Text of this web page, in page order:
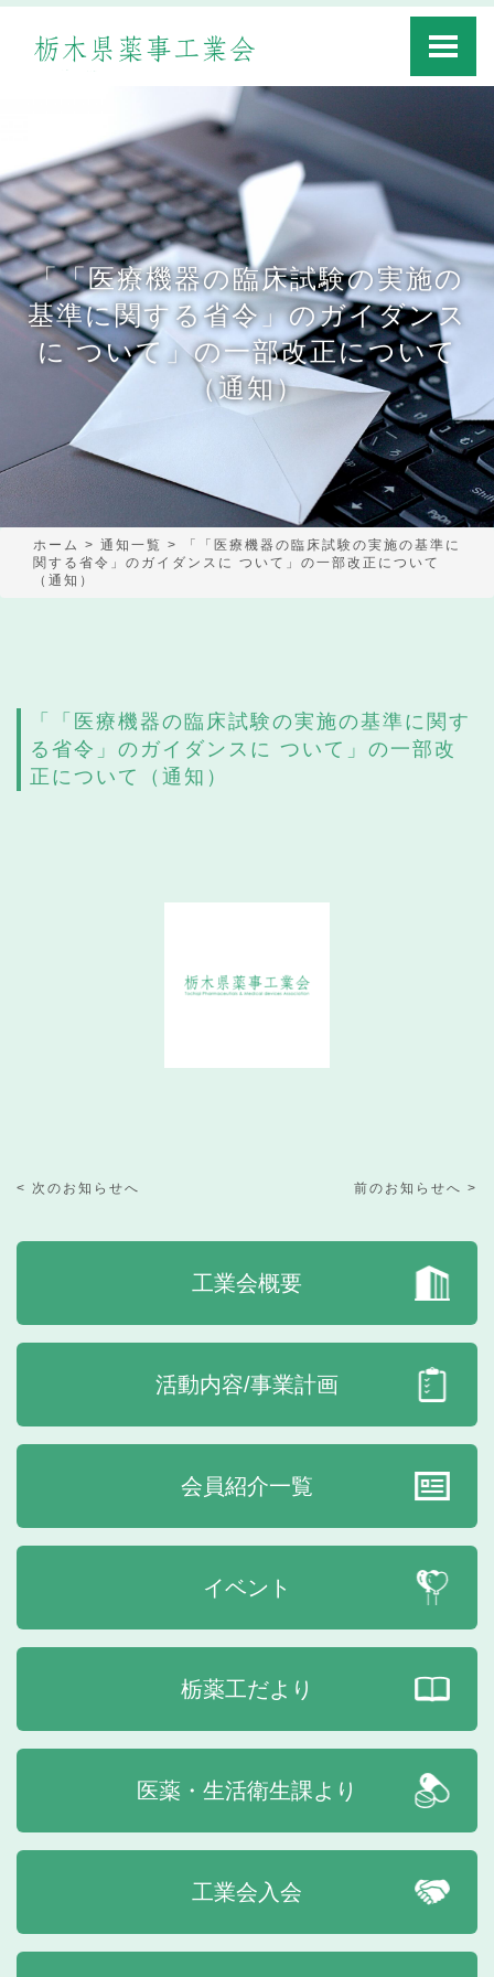
Toggle
「「医療機器の臨床試験の実施の
基準に関する省令」のガイダンス
に ついて」の一部改正について
（通知）
ホーム > 通知一覧 >
「「医療機器の臨床試験の実施の基準に
関する省令」のガイダンスに ついて」の一部改正について
（通知）
「「医療機器の臨床試験の実施の基準に関す
る省令」のガイダンスに ついて」の一部改
正について（通知）
< 次のお知らせへ 前のお知らせへ >
工業会概要
活動内容/事業計画
会員紹介一覧
イベント
栃薬工だより
医薬・生活衛生課より
工業会入会